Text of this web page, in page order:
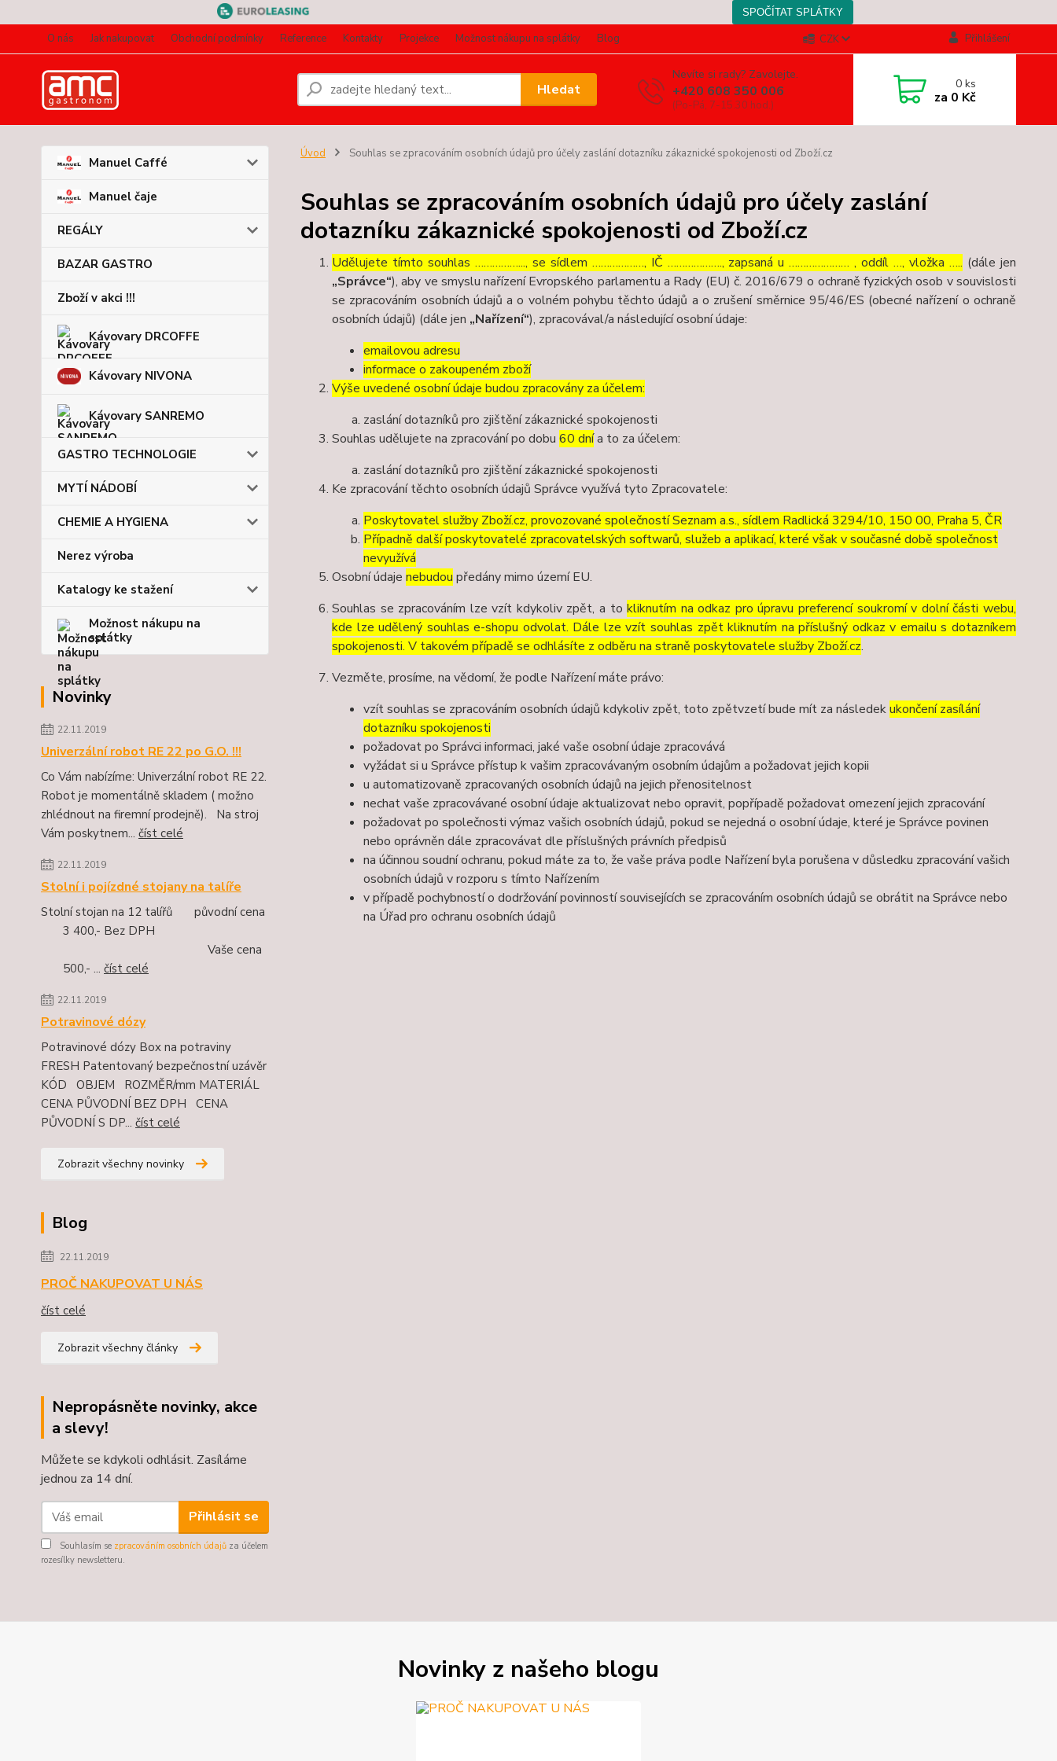
O nás Jak nakupovat Obchodní podmínky Reference Kontakty Projekce Možnost nákupu na splátky Blog CZK Přihlášení
Hledat
Nevíte si rady? Zavolejte.
+420 608 350 006
(Po-Pá, 7-15.30 hod.)
0ks
za 0 Kč
Manuel Caffé
Manuel čaje
REGÁLY
BAZAR GASTRO
Zboží v akci !!!
Kávovary DRCOFFE
Kávovary NIVONA
Kávovary SANREMO
GASTRO TECHNOLOGIE
MYTÍ NÁDOBÍ
CHEMIE A HYGIENA
Nerez výroba
Katalogy ke stažení
Možnost nákupu na
splátky
Novinky
22.11.2019
Univerzální robot RE 22 po G.O. !!!
Co Vám nabízíme: Univerzální robot RE 22.
Robot je momentálně skladem ( možno
zhlédnout na firemní prodejně). Na stroj
Vám poskytnem... číst celé
22.11.2019
Stolní i pojízdné stojany na talíře
Stolní stojan na 12 talířů původní cena
3 400,- Bez DPH
Vaše cena
500,- ... číst celé
22.11.2019
Potravinové dózy
Potravinové dózy Box na potraviny
FRESH Patentovaný bezpečnostní uzávěr
KÓD OBJEM ROZMĚR/mm MATERIÁL
CENA PŮVODNÍ BEZ DPH CENA
PŮVODNÍ S DP... číst celé
Zobrazit všechny novinky
Blog
22.11.2019
PROČ NAKUPOVAT U NÁS
číst celé
Zobrazit všechny články
Nepropásněte novinky, akce
a slevy!
Můžete se kdykoli odhlásit. Zasíláme
jednou za 14 dní.
Přihlásit se
Souhlasím se zpracováním osobních údajů za účelem
rozesílky newsletteru.
Úvod Souhlas se zpracováním osobních údajů pro účely zaslání dotazníku zákaznické spokojenosti od Zboží.cz
Souhlas se zpracováním osobních údajů pro účely zaslání
dotazníku zákaznické spokojenosti od Zboží.cz
Udělujete tímto souhlas ……………..., se sídlem ………………, IČ ………………., zapsaná u ………………… , oddíl …, vložka ….. (dále jen
„Správce“), aby ve smyslu nařízení Evropského parlamentu a Rady (EU) č. 2016/679 o ochraně fyzických osob v souvislosti
se zpracováním osobních údajů a o volném pohybu těchto údajů a o zrušení směrnice 95/46/ES (obecné nařízení o ochraně
osobních údajů) (dále jen „Nařízení“), zpracovával/a následující osobní údaje:
emailovou adresu
informace o zakoupeném zboží
Výše uvedené osobní údaje budou zpracovány za účelem:
zaslání dotazníků pro zjištění zákaznické spokojenosti
Souhlas udělujete na zpracování po dobu 60 dnía to za účelem:
zaslání dotazníků pro zjištění zákaznické spokojenosti
Ke zpracování těchto osobních údajů Správce využívá tyto Zpracovatele:
Poskytovatel služby Zboží.cz, provozované společností Seznam a.s., sídlem Radlická 3294/10, 150 00, Praha 5, ČR
Případně další poskytovatelé zpracovatelských softwarů, služeb a aplikací, které však v současné době společnost
nevyužívá
Osobní údaje nebudou předány mimo území EU.
Souhlas se zpracováním lze vzít kdykoliv zpět, a tokliknutím na odkaz pro úpravu preferencí soukromí v dolní části webu,
kde lze udělený souhlas e-shopu odvolat. Dále lze vzít souhlas zpět kliknutím na příslušný odkaz v emailu s dotazníkem
spokojenosti. V takovém případě se odhlásíte z odběru na straně poskytovatele služby Zboží.cz.
Vezměte, prosíme, na vědomí, že podle Nařízení máte právo:
vzít souhlas se zpracováním osobních údajů kdykoliv zpět, toto zpětvzetí bude mít za následekukončení zasílání
dotazníku spokojenosti
požadovat po Správci informaci, jaké vaše osobní údaje zpracovává
vyžádat si u Správce přístup k vašim zpracovávaným osobním údajům a požadovat jejich kopii
u automatizovaně zpracovaných osobních údajů na jejich přenositelnost
nechat vaše zpracovávané osobní údaje aktualizovat nebo opravit, popřípadě požadovat omezení jejich zpracování
požadovat po společnosti výmaz vašich osobních údajů, pokud se nejedná o osobní údaje, které je Správce povinen
nebo oprávněn dále zpracovávat dle příslušných právních předpisů
na účinnou soudní ochranu, pokud máte za to, že vaše práva podle Nařízení byla porušena v důsledku zpracování vašich
osobních údajů v rozporu s tímto Nařízením
v případě pochybností o dodržování povinností souvisejících se zpracováním osobních údajů se obrátit na Správce nebo
na Úřad pro ochranu osobních údajů
Novinky z našeho blogu